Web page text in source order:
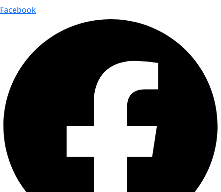
Facebook